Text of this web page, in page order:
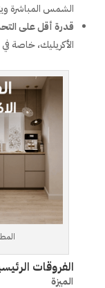
الشمس المباشرة
قدرة أقل على
الأكريليك، خاصة
الفروقات
الميزة